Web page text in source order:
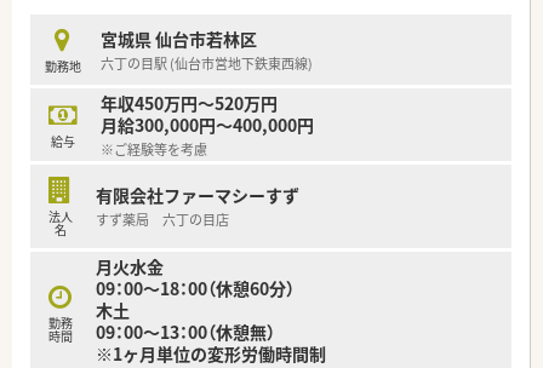
■近隣の医療機関へのお薬のお届け業務も発生するため、地域住
民の健康を支えるやりがいを肌で感じられます。
■在庫管理や店舗運営に関する業務についても、自身の裁量で判
断しながら効率的な薬局づくりを推進していきます。
勤務地
宮城県 仙台市若林区
六丁の目駅 (仙台市営地下鉄東西線)
給与
年収450万円～520万円
月給300,000円～400,000円
※ご経験等を考慮
法人
名
有限会社ファーマシーすず
すず薬局 六丁の目店
勤務
時間
月火水金
09：00～18：00（休憩60分）
木土
09：00～13：00（休憩無）
※1ヶ月単位の変形労働時間制